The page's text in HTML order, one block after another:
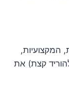
המקצועיות,
קצת) את